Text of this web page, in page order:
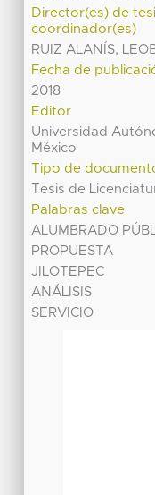
Director(es) de
coordinador(es)
RUIZ ALANÍS,
Fecha de
2018
Editor
Universidad
México
Tipo de
Tesis de
Palabras clave
ALUMBRADO
PROPUESTA
JILOTEPEC
ANÁLISIS
SERVICIO